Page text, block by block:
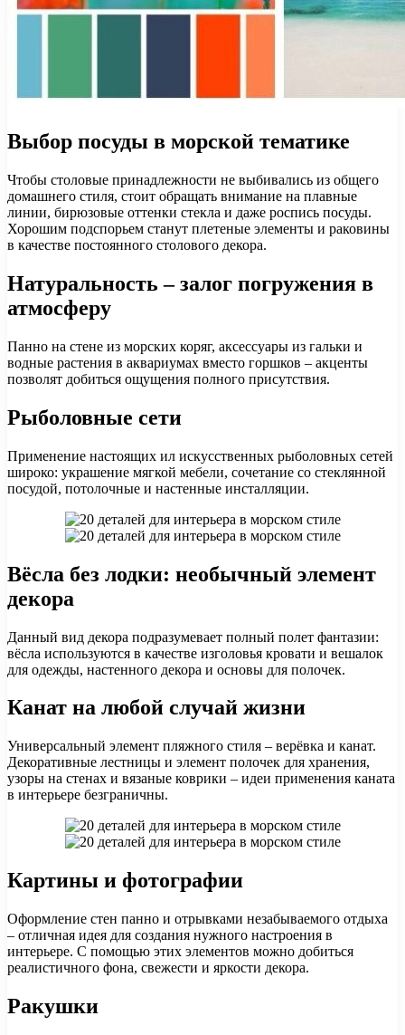
Выбор посуды в морской тематике
Чтобы столовые принадлежности не выбивались из общего
домашнего стиля, стоит обращать внимание на плавные
линии, бирюзовые оттенки стекла и даже роспись посуды.
Хорошим подспорьем станут плетеные элементы и раковины
в качестве постоянного столового декора.
Натуральность – залог погружения в
атмосферу
Панно на стене из морских коряг, аксессуары из гальки и
водные растения в аквариумах вместо горшков – акценты
позволят добиться ощущения полного присутствия.
Рыболовные сети
Применение настоящих ил искусственных рыболовных сетей
широко: украшение мягкой мебели, сочетание со стеклянной
посудой, потолочные и настенные инсталляции.
Вёсла без лодки: необычный элемент
декора
Данный вид декора подразумевает полный полет фантазии:
вёсла используются в качестве изголовья кровати и вешалок
для одежды, настенного декора и основы для полочек.
Канат на любой случай жизни
Универсальный элемент пляжного стиля – верёвка и канат.
Декоративные лестницы и элемент полочек для хранения,
узоры на стенах и вязаные коврики – идеи применения каната
в интерьере безграничны.
Картины и фотографии
Оформление стен панно и отрывками незабываемого отдыха
– отличная идея для создания нужного настроения в
интерьере. С помощью этих элементов можно добиться
реалистичного фона, свежести и яркости декора.
Ракушки